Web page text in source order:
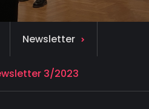
Newsletter
3/2023